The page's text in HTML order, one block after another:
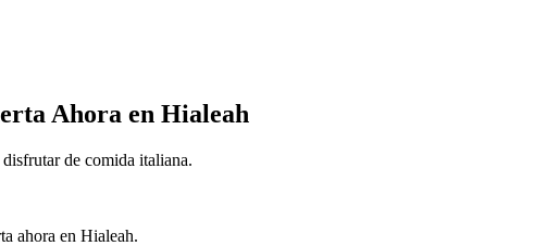
Ahora en Hialeah
de comida italiana.
ahora en Hialeah.